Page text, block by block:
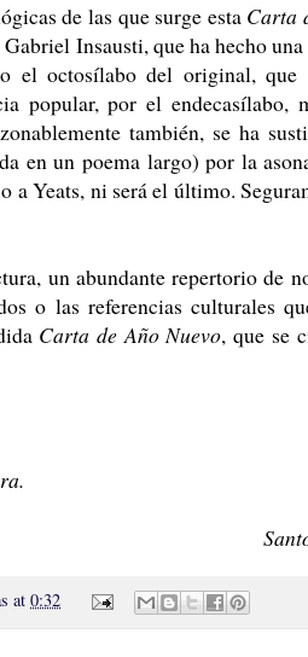
de las que surge esta Carta
Insausti, que ha hecho
el octosílabo del original, que
popular, por el endecasílabo,
también, se ha
en un poema largo) por la
Yeats, ni será el último.
un abundante repertorio de
o las referencias culturales
Carta de Año Nuevo, que se
at 0:32